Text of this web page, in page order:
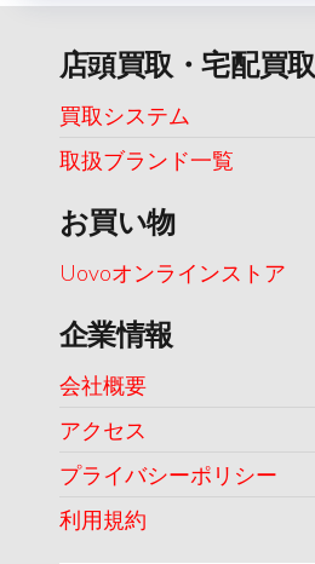
店頭買取・宅配買取
買取システム
取扱ブランド一覧
お買い物
Uovoオンラインストア
企業情報
会社概要
アクセス
プライバシーポリシー
利用規約